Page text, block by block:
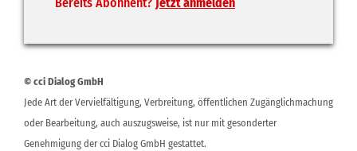
© cci Dialog GmbH
Jede Art der Vervielfältigung, Verbreitung, öffentlichen Zugänglichmachung
oder Bearbeitung, auch auszugsweise, ist nur mit gesonderter
Genehmigung der cci Dialog GmbH gestattet.